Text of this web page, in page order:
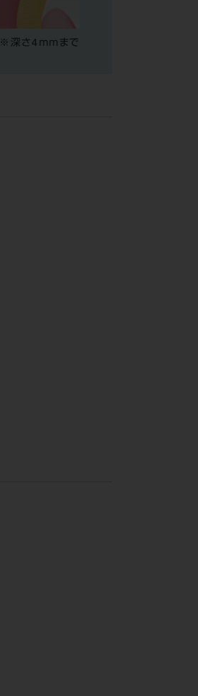
※深さ4ｍｍまで